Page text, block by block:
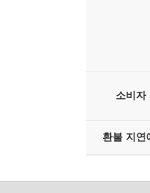
소비자
환불 지연